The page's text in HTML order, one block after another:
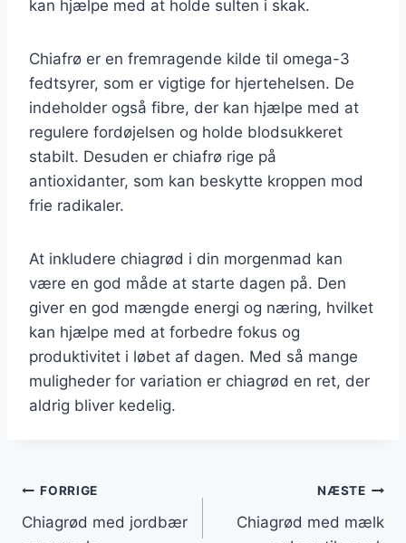
kan hjælpe med at holde sulten i skak.
Chiafrø er en fremragende kilde til omega-3
fedtsyrer, som er vigtige for hjertehelsen. De
indeholder også fibre, der kan hjælpe med at
regulere fordøjelsen og holde blodsukkeret
stabilt. Desuden er chiafrø rige på
antioxidanter, som kan beskytte kroppen mod
frie radikaler.
At inkludere chiagrød i din morgenmad kan
være en god måde at starte dagen på. Den
giver en god mængde energi og næring, hvilket
kan hjælpe med at forbedre fokus og
produktivitet i løbet af dagen. Med så mange
muligheder for variation er chiagrød en ret, der
aldrig bliver kedelig.
Indlægsnavigation
FORRIGE
Chiagrød med jordbær
NÆSTE
Chiagrød med mælk